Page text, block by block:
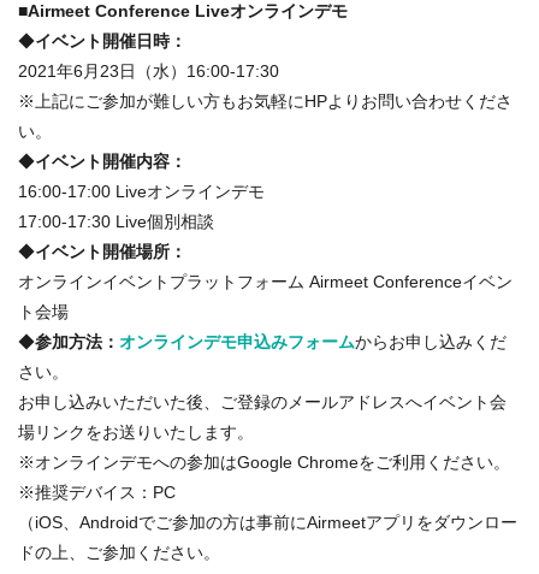
■Airmeet Conference Liveオンラインデモ
◆イベント開催日時：
2021年6月23日（水）16:00-17:30
※上記にご参加が難しい方もお気軽にHPよりお問い合わせくださ
い。
◆イベント開催内容：
16:00-17:00 Liveオンラインデモ
17:00-17:30 Live個別相談
◆イベント開催場所：
オンラインイベントプラットフォーム Airmeet Conferenceイベン
ト会場
◆参加方法： オンラインデモ申込みフォームからお申し込みくだ
さい。
お申し込みいただいた後、ご登録のメールアドレスへイベント会
場リンクをお送りいたします。
※オンラインデモへの参加はGoogle Chromeをご利用ください。
※推奨デバイス：PC
（iOS、Androidでご参加の方は事前にAirmeetアプリをダウンロー
ドの上、ご参加ください。